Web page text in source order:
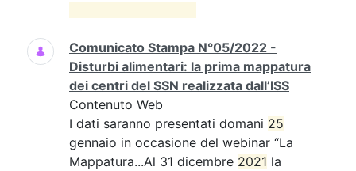
Comunicato Stampa N°05/2022 -
Disturbi alimentari: la prima mappatura
dei centri del SSN realizzata dall’ISS
Contenuto Web
I dati saranno presentati domani 25
gennaio in occasione del webinar “La
Mappatura...Al 31 dicembre 2021 la